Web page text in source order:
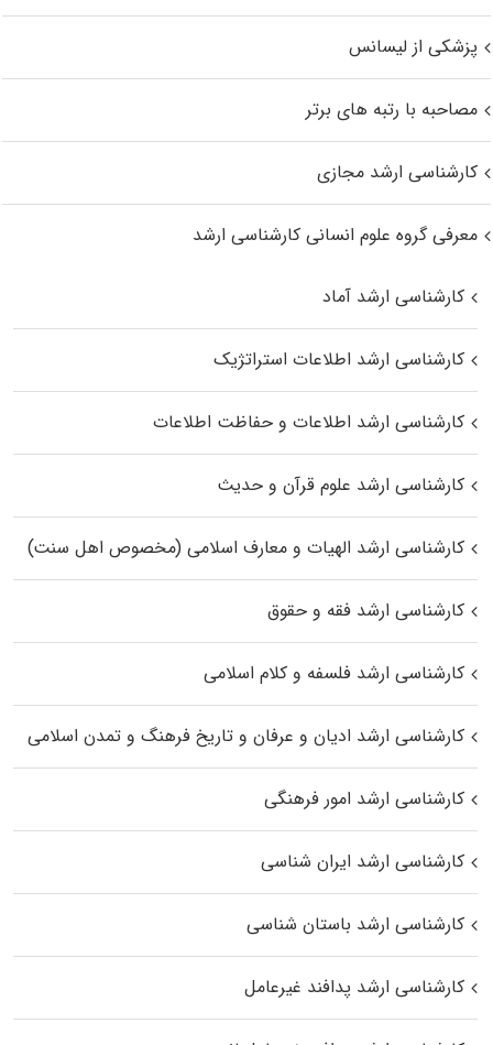
پزشکی از لیسانس
مصاحبه با رتبه های برتر
کارشناسی ارشد مجازی
معرفی گروه علوم انسانی کارشناسی ارشد
کارشناسی ارشد آماد
کارشناسی ارشد اطلاعات استراتژیک
کارشناسی ارشد اطلاعات و حفاظت اطلاعات
کارشناسی ارشد علوم قرآن و حدیث
کارشناسی ارشد الهیات و معارف اسلامی (مخصوص اهل سنت)
کارشناسی ارشد فقه و حقوق
کارشناسی ارشد فلسفه و کلام اسلامی
کارشناسی ارشد ادیان و عرفان و تاریخ فرهنگ و تمدن اسلامی
کارشناسی ارشد امور فرهنگی
کارشناسی ارشد ایران شناسی
کارشناسی ارشد باستان شناسی
کارشناسی ارشد پدافند غیرعامل